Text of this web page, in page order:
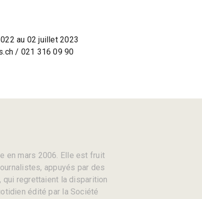
au 02 juillet 2023
/ 021 316 09 90
en mars 2006. Elle est fruit
appuyés par des
qui regrettaient la disparition
édité par la Société